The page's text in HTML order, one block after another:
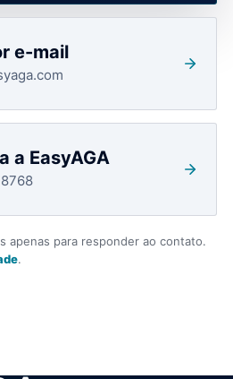
e-mail
a EasyAGA
apenas para responder ao contato.
.